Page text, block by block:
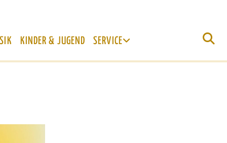
KINDER & JUGEND SERVICE